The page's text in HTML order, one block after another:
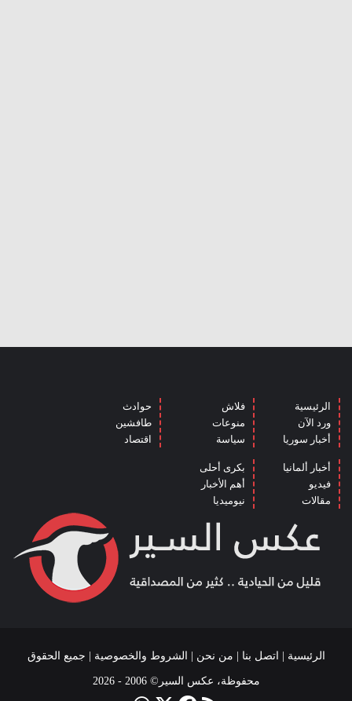
الرئيسية
ورد الآن
أخبار سوريا
فلاش
منوعات
سياسة
حوادث
طافشين
اقتصاد
أخبار ألمانيا
فيديو
مقالات
بكرى أحلى
أهم الأخبار
نيوميديا
الرئيسية اتصل بنا من نحن الشروط والخصوصية | جميع الحقوق
محفوظة، عكس السير© 2006 - 2026